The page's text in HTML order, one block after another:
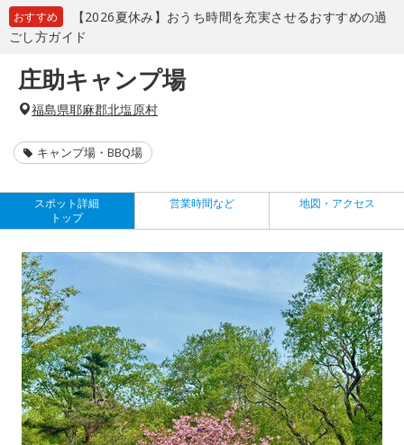
おすすめ
【2026夏休み】おうち時間を充実させるおすすめの過
ごし方ガイド
庄助キャンプ場
福島県耶麻郡北塩原村
キャンプ場・BBQ場
スポット詳細
トップ
営業時間など 地図・アクセス